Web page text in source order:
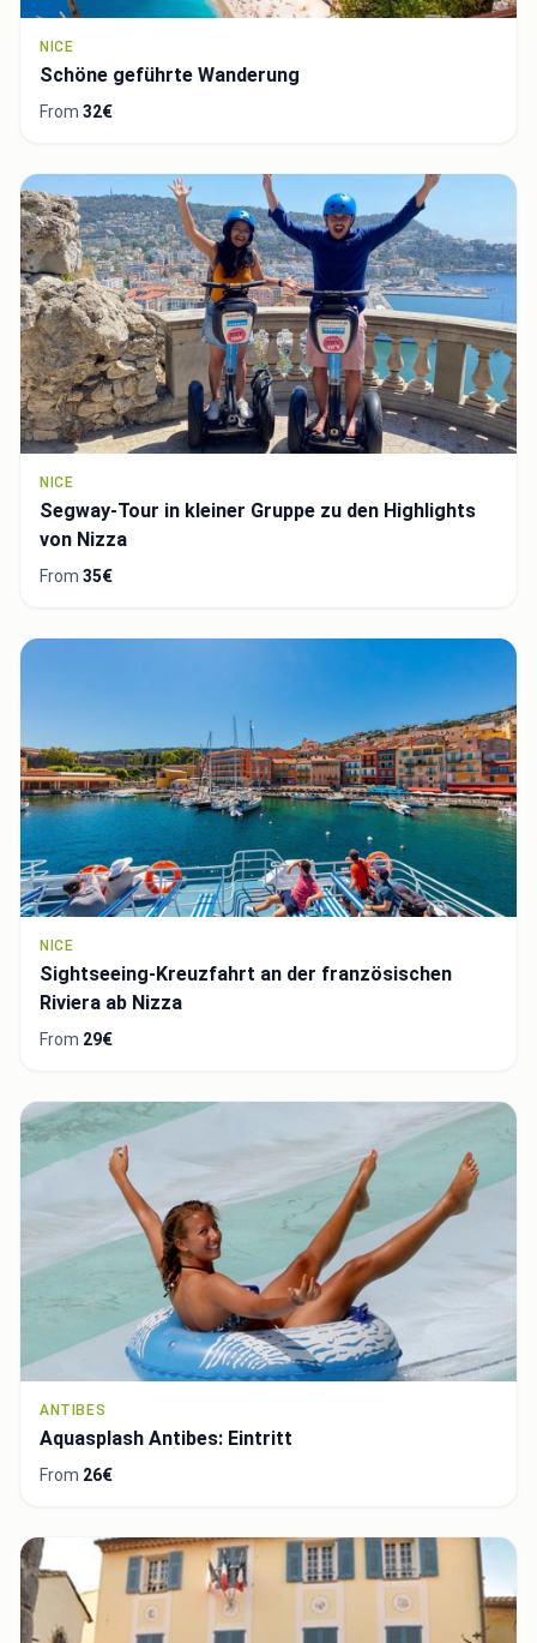
NICE
Schöne geführte Wanderung
From 32€
NICE
Segway-Tour in kleiner Gruppe zu den Highlights
von Nizza
From 35€
NICE
Sightseeing-Kreuzfahrt an der französischen
Riviera ab Nizza
From 29€
ANTIBES
Aquasplash Antibes: Eintritt
From 26€